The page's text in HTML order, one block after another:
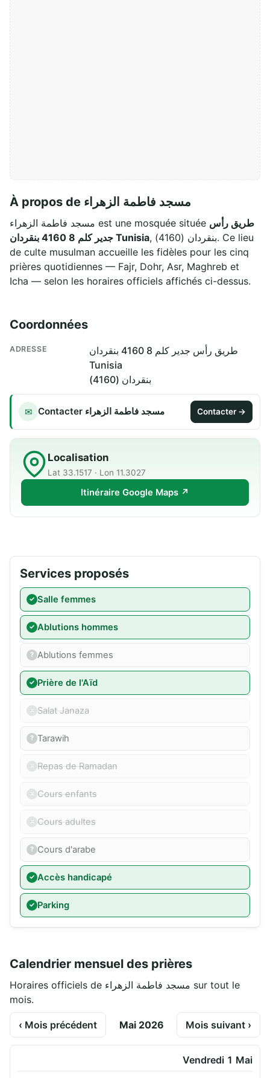
À propos de مسجد فاطمة الزهراء
مسجد فاطمة الزهراء est une mosquée située طريق رأس
جدير كلم 8 4160 بنقردان Tunisia, بنقردان (4160). Ce lieu
de culte musulman accueille les fidèles pour les cinq
prières quotidiennes — Fajr, Dohr, Asr, Maghreb et
Icha — selon les horaires officiels affichés ci-dessus.
Coordonnées
ADRESSE
طريق رأس جدير كلم 8 4160 بنقردان
Tunisia
بنقردان (4160)
✉ Contacter مسجد فاطمة الزهراء Contacter →
Localisation
Lat 33.1517 · Lon 11.3027
Itinéraire Google Maps ↗
Services proposés
Salle femmes
Ablutions hommes
Ablutions femmes
Prière de l'Aïd
Salat Janaza
Tarawih
Repas de Ramadan
Cours enfants
Cours adultes
Cours d'arabe
Accès handicapé
Parking
Calendrier mensuel des prières
Horaires officiels de مسجد فاطمة الزهراء sur tout le
mois.
‹ Mois précédent Mai 2026 Mois suivant ›
Vendredi 1 Mai